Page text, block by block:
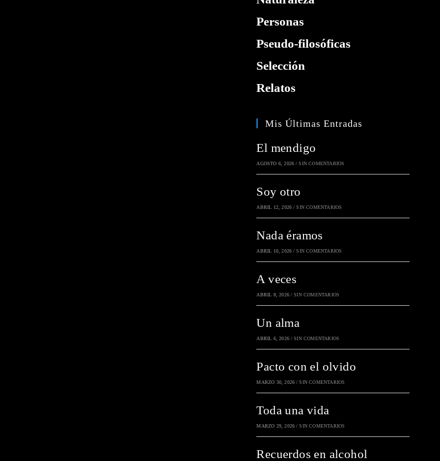
Personas
Pseudo-filosóficas
Selección
Relatos
Mis Últimas Entradas
El mendigo
AGOSTO 6, 2026 / SIN COMENTARIOS
Soy otro
ABRIL 12, 2026 / SIN COMENTARIOS
Nada éramos
ABRIL 10, 2026 / SIN COMENTARIOS
A veces
ABRIL 8, 2026 / SIN COMENTARIOS
Un alma
ABRIL 6, 2026 / SIN COMENTARIOS
Pacto con el olvido
MARZO 30, 2026 / SIN COMENTARIOS
Toda una vida
MARZO 29, 2026 / SIN COMENTARIOS
Recuerdos en alcohol